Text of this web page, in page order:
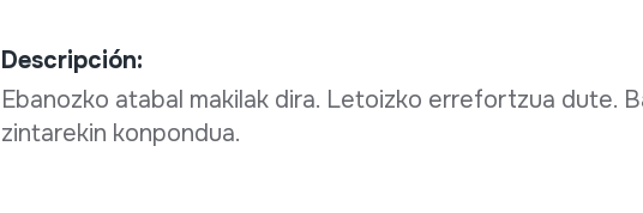
Descripción:
Ebanozko atabal makilak dira. Letoizko errefortzua dute.
zintarekin konpondua.